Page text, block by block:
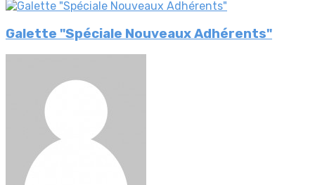
Galette "Spéciale Nouveaux Adhérents"